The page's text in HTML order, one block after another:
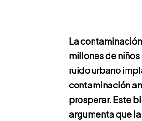
La
millones de
ruido urbano
contaminación
prosperar. Este
argumenta que